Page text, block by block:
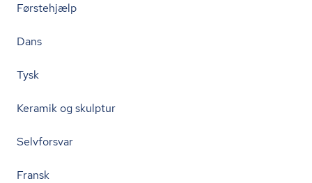
Førstehjælp
Dans
Tysk
Keramik og skulptur
Selvforsvar
Fransk